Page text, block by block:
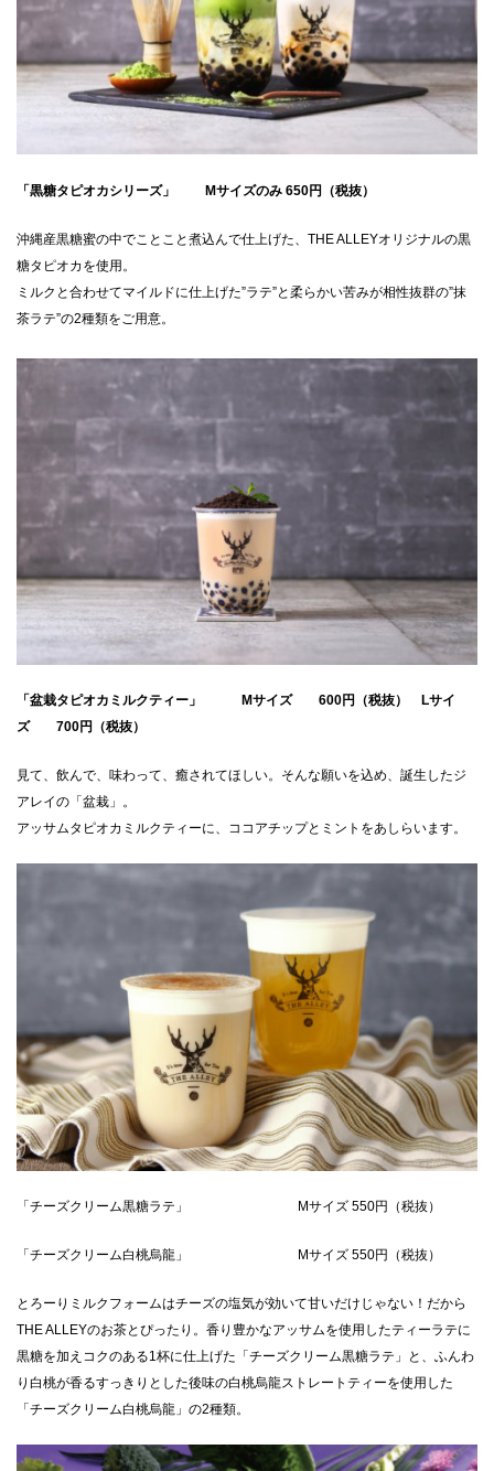
「黒糖タピオカシリーズ」 Mサイズのみ 650円（税抜）
沖縄産黒糖蜜の中でことこと煮込んで仕上げた、THE ALLEYオリジナルの黒
糖タピオカを使用。
ミルクと合わせてマイルドに仕上げた”ラテ”と柔らかい苦みが相性抜群の”抹
茶ラテ”の2種類をご用意。
「盆栽タピオカミルクティー」 Mサイズ 600円（税抜） Lサイ
ズ 700円（税抜）
見て、飲んで、味わって、癒されてほしい。そんな願いを込め、誕生したジ
アレイの「盆栽」。
アッサムタピオカミルクティーに、ココアチップとミントをあしらいます。
「チーズクリーム黒糖ラテ」 Mサイズ 550円（税抜）
「チーズクリーム白桃烏龍」 Mサイズ 550円（税抜）
とろーりミルクフォームはチーズの塩気が効いて甘いだけじゃない！だから
THE ALLEYのお茶とぴったり。香り豊かなアッサムを使用したティーラテに
黒糖を加えコクのある1杯に仕上げた「チーズクリーム黒糖ラテ」と、ふんわ
り白桃が香るすっきりとした後味の白桃烏龍ストレートティーを使用した
「チーズクリーム白桃烏龍」の2種類。